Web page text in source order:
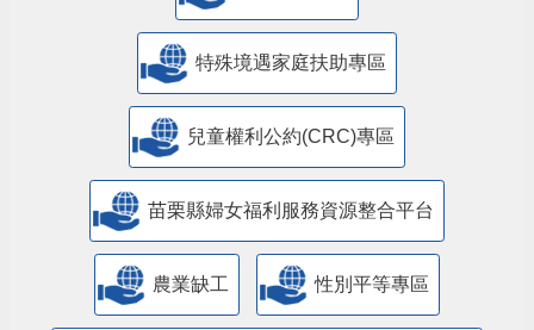
特殊境遇家庭扶助專區
兒童權利公約(CRC)專區
苗栗縣婦女福利服務資源整合平台
農業缺工 性別平等專區